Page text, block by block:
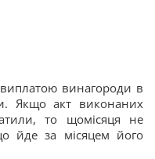
винагороди в
Якщо акт виконаних
то щомісяця не
йде за місяцем його